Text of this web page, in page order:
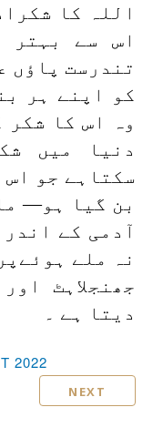
اللہ کا
اس سے بہتر
تندرست
کو اپنے ہر
وہ اس کا شکر
دنیا میں
سکتاہے جو
بن گیا ہو—
آدمی کے
نہ ملے
جھنجلاہٹ
دیتا ہے ۔
2022
NEXT